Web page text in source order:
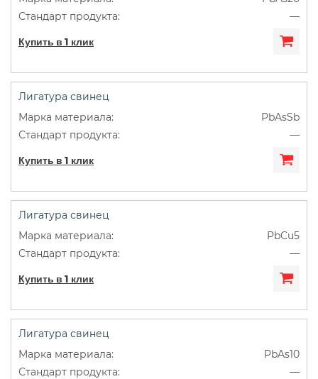
—
Купить в 1 клик
Лигатура свинец
PbAsSb
—
Купить в 1 клик
Лигатура свинец
PbCu5
—
Купить в 1 клик
Лигатура свинец
PbAs10
—